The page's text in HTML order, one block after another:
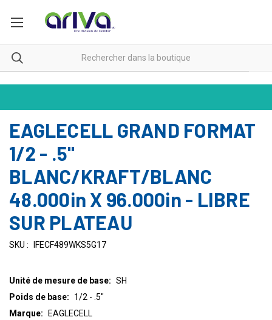
EAGLECELL GRAND FORMAT
1/2 - .5"
BLANC/KRAFT/BLANC
48.000in X 96.000in - LIBRE
SUR PLATEAU
SKU : IFECF489WKS5G17
Marque: EAGLECELL
Poids de base: 1/2 - .5"
Unité de mesure de base: SH